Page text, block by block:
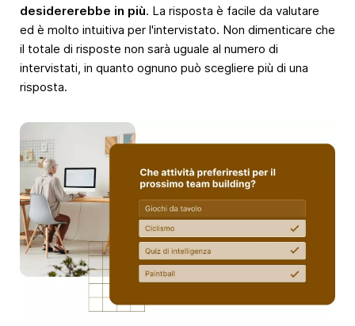
desidererebbe in più. La risposta è facile da valutare
ed è molto intuitiva per l'intervistato. Non dimenticare che
il totale di risposte non sarà uguale al numero di
intervistati, in quanto ognuno può scegliere più di una
risposta.